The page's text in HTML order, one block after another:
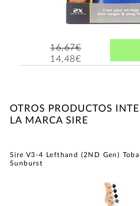
16,67€
14,48€
OTROS PRODUCTOS
LA MARCA SIRE
Sire V3-4 Lefthand (2ND Gen)
Sunburst